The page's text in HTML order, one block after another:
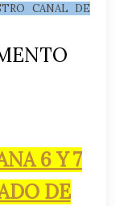
CANAL DE
6 Y 7
DE